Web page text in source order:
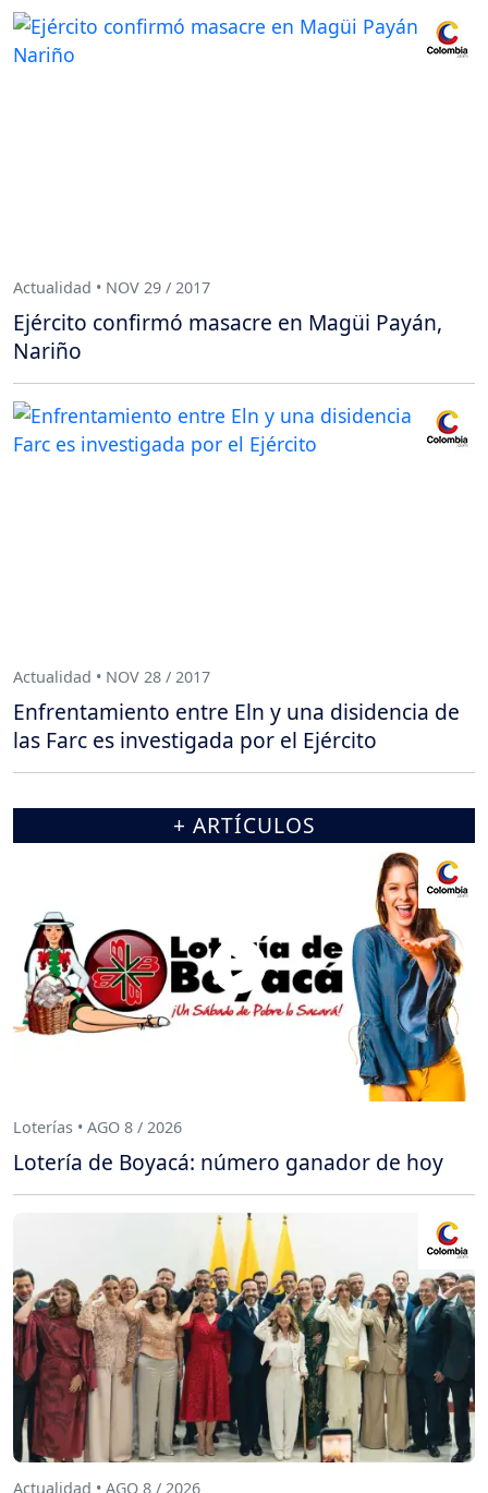
Actualidad • NOV 29 / 2017
Ejército confirmó masacre en Magüi Payán,
Nariño
Actualidad • NOV 28 / 2017
Enfrentamiento entre Eln y una disidencia de
las Farc es investigada por el Ejército
+ ARTÍCULOS
Loterías • AGO 8 / 2026
Lotería de Boyacá: número ganador de hoy
Actualidad • AGO 8 / 2026